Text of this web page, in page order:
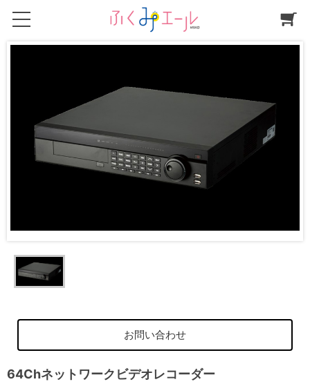
お問い合わせ
64Chネットワークビデオレコーダー